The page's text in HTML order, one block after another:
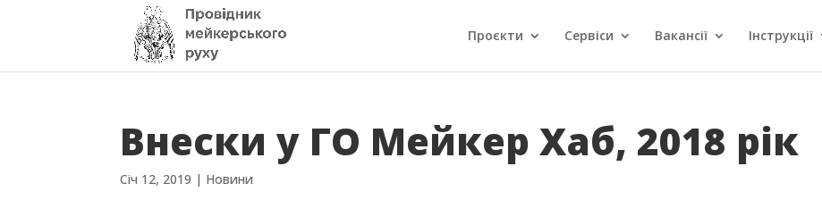
Проєкти Сервіси Вакансії Інструкції
Внески у ГО Мейкер Хаб, 2018 рік
Січ 12, 2019 | Новини